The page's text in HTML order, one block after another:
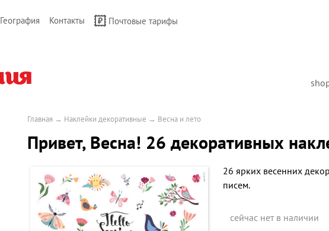
География Контакты Почтовые тарифы
Главная → Наклейки декоративные → Весна и лето
Привет, Весна! 26 декоративных
26 ярких весенних
писем.
сейчас нет в наличии